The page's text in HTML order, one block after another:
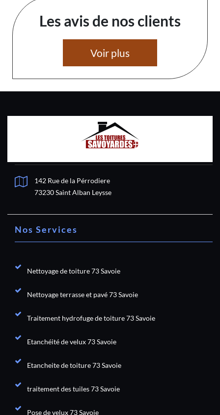
Les avis de nos clients
Voir plus
142 Rue de la Pérrodiere
73230 Saint Alban Leysse
Nos Services
Nettoyage de toiture 73 Savoie
Nettoyage terrasse et pavé 73 Savoie
Traitement hydrofuge de toiture 73 Savoie
Etanchéité de velux 73 Savoie
Etancheite de toiture 73 Savoie
traitement des tuiles 73 Savoie
Pose de velux 73 Savoie